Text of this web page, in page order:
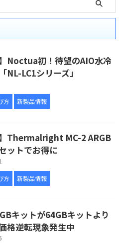
】Noctua初！待望のAIO水冷
NL-LC1シリーズ」
方 新製品情報
】Thermalright MC-2 ARGB
ットでお得に
方 新製品情報
キットが64GBキットより
格逆転現象発生中